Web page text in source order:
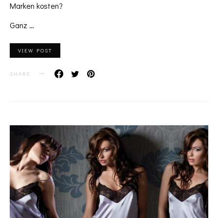
Marken kosten?
Ganz …
VIEW POST
SHARE